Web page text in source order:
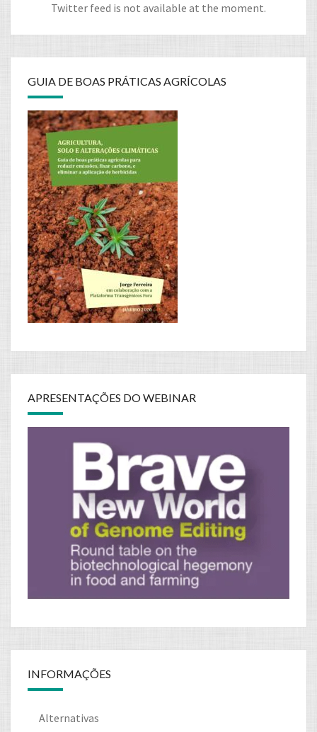
Twitter feed is not available at the moment.
GUIA DE BOAS PRÁTICAS AGRÍCOLAS
APRESENTAÇÕES DO WEBINAR
INFORMAÇÕES
Alternativas